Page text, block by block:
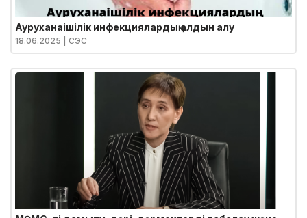
Ауруханаішілік инфекциялардың алдын алу
18.06.2025 | СЭС